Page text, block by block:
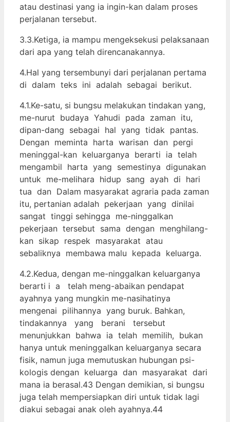
atau destinasi yang ia ingin-kan dalam proses
perjalanan tersebut.
3.3.Ketiga, ia mampu mengeksekusi pelaksanaan
dari apa yang telah direncanakannya.
4.Hal yang tersembunyi dari perjalanan pertama
di dalam teks ini adalah sebagai berikut.
4.1.Ke-satu, si bungsu melakukan tindakan yang,
me-nurut budaya Yahudi pada zaman itu,
dipan-dang sebagai hal yang tidak pantas.
Dengan meminta harta warisan dan pergi
meninggal-kan keluarganya berarti ia telah
mengambil harta yang semestinya digunakan
untuk me-melihara hidup sang ayah di hari
tua dan Dalam masyarakat agraria pada zaman
itu, pertanian adalah pekerjaan yang dinilai
sangat tinggi sehingga me-ninggalkan
pekerjaan tersebut sama dengan menghilang-
kan sikap respek masyarakat atau
sebaliknya membawa malu kepada keluarga.
4.2.Kedua, dengan me-ninggalkan keluarganya
berarti i a telah meng-abaikan pendapat
ayahnya yang mungkin me-nasihatinya
mengenai pilihannya yang buruk. Bahkan,
tindakannya yang berani tersebut
menunjukkan bahwa ia telah memilih, bukan
hanya untuk meninggalkan keluarganya secara
fisik, namun juga memutuskan hubungan psi-
kologis dengan keluarga dan masyarakat dari
mana ia berasal.43 Dengan demikian, si bungsu
juga telah mempersiapkan diri untuk tidak lagi
diakui sebagai anak oleh ayahnya.44